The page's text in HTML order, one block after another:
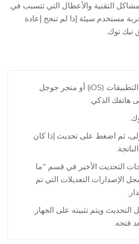
التقنية والأعطال التي تتسبب في
مستخدم سيئة إذا لم تنجح إعادة
تيك توك.
1. انتقل إلى متجر التطبيقات (iOS) أو متجر جوجل
ثم اضغط على تحديث إذا كان
التحديث الأخير في قسم "ما
الإصدارات التعديلات التي تم
التحديث ويتم تثبيته على الجهاز.
فتحه.